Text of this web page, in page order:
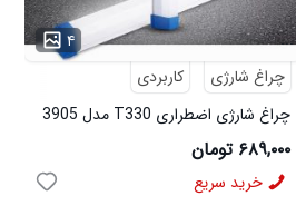
۴
...
چراغ شارژی
کاربردی
چراغ شارژی اضطراری T330 مدل 3905
۶۸۹,۰۰۰ تومان
خرید سریع